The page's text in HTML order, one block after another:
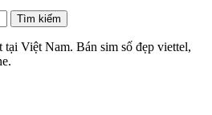
Tìm kiếm
tại Việt Nam. Bán sim số đẹp viettel,